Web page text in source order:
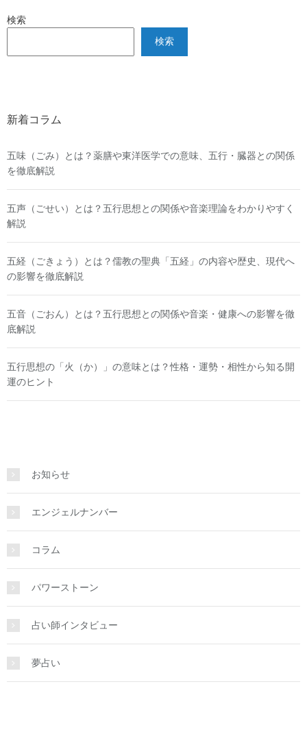
検索
検索
新着コラム
五味（ごみ）とは？薬膳や東洋医学での意味、五行・臓器との関係
を徹底解説
五声（ごせい）とは？五行思想との関係や音楽理論をわかりやすく
解説
五経（ごきょう）とは？儒教の聖典「五経」の内容や歴史、現代へ
の影響を徹底解説
五音（ごおん）とは？五行思想との関係や音楽・健康への影響を徹
底解説
五行思想の「火（か）」の意味とは？性格・運勢・相性から知る開
運のヒント
お知らせ
エンジェルナンバー
コラム
パワーストーン
占い師インタビュー
夢占い